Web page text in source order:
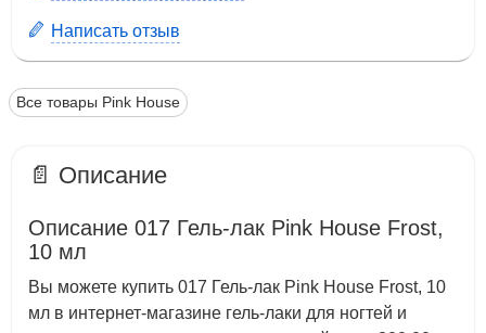
Написать отзыв
Все товары Pink House
📄 Описание
Описание 017 Гель-лак Pink House Frost,
10 мл
Вы можете купить 017 Гель-лак Pink House Frost, 10
мл в интернет-магазине гель-лаки для ногтей и